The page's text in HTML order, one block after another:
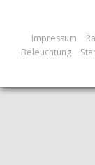
Impressum
Beleuchtung